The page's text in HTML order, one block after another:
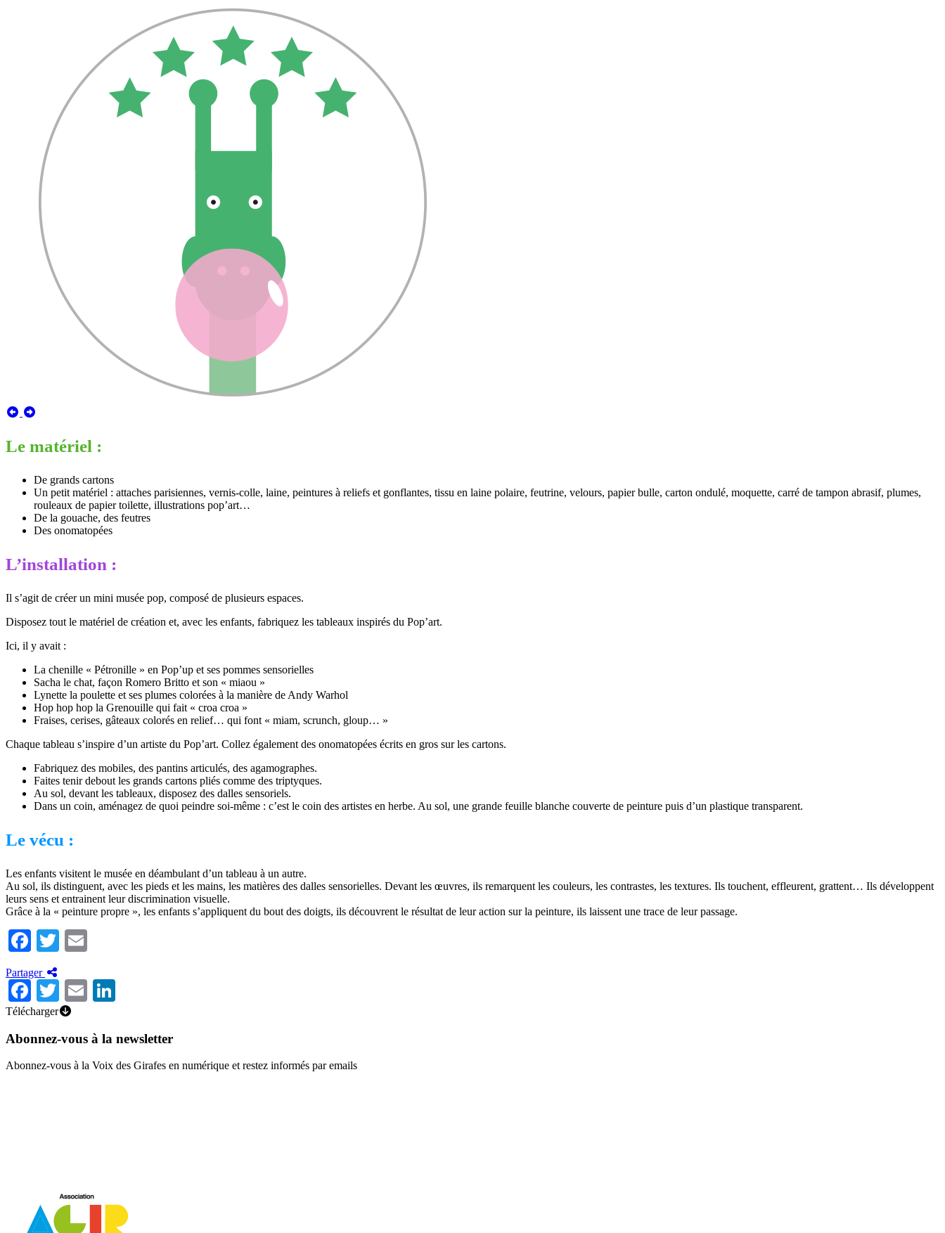
Le matériel :
De grands cartons
Un petit matériel : attaches parisiennes, vernis-colle, laine, peintures à reliefs et gonflantes, tissu en laine polaire, feutrine, velours, papier bulle, carton ondulé, moquette, carré de tampon abrasif, plumes,
rouleaux de papier toilette, illustrations pop’art…
De la gouache, des feutres
Des onomatopées
L’installation :
Il s’agit de créer un mini musée pop, composé de plusieurs espaces.
Disposez tout le matériel de création et, avec les enfants, fabriquez les tableaux inspirés du Pop’art.
Ici, il y avait :
La chenille « Pétronille » en Pop’up et ses pommes sensorielles
Sacha le chat, façon Romero Britto et son « miaou »
Lynette la poulette et ses plumes colorées à la manière de Andy Warhol
Hop hop hop la Grenouille qui fait « croa croa »
Fraises, cerises, gâteaux colorés en relief… qui font « miam, scrunch, gloup… »
Chaque tableau s’inspire d’un artiste du Pop’art. Collez également des onomatopées écrits en gros sur les cartons.
Fabriquez des mobiles, des pantins articulés, des agamographes.
Faites tenir debout les grands cartons pliés comme des triptyques.
Au sol, devant les tableaux, disposez des dalles sensoriels.
Dans un coin, aménagez de quoi peindre soi-même : c’est le coin des artistes en herbe. Au sol, une grande feuille blanche couverte de peinture puis d’un plastique transparent.
Le vécu :
Les enfants visitent le musée en déambulant d’un tableau à un autre.
Au sol, ils distinguent, avec les pieds et les mains, les matières des dalles sensorielles. Devant les œuvres, ils remarquent les couleurs, les contrastes, les textures. Ils touchent, effleurent, grattent… Ils développent
leurs sens et entrainent leur discrimination visuelle.
Grâce à la « peinture propre », les enfants s’appliquent du bout des doigts, ils découvrent le résultat de leur action sur la peinture, ils laissent une trace de leur passage.
Facebook
Twitter
Partager
Facebook
TwitterEmail
Télécharger
Abonnez-vous à la newsletter
Abonnez-vous à la Voix des Girafes en numérique et restez informés par emails